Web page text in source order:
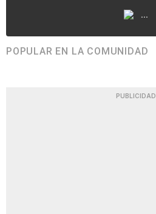
...
POPULAR EN LA COMUNIDAD
PUBLICIDAD